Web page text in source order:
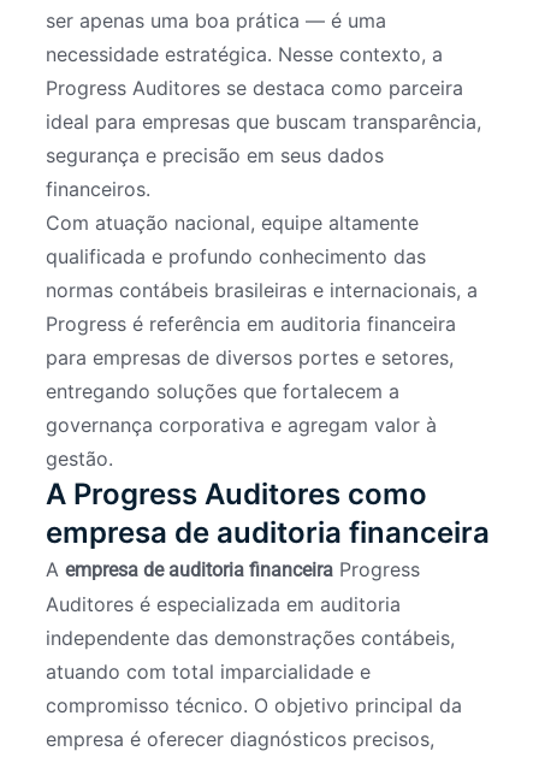
ser apenas uma boa prática — é uma
necessidade estratégica. Nesse contexto, a
Progress Auditores se destaca como parceira
ideal para empresas que buscam transparência,
segurança e precisão em seus dados
financeiros.
Com atuação nacional, equipe altamente
qualificada e profundo conhecimento das
normas contábeis brasileiras e internacionais, a
Progress é referência em auditoria financeira
para empresas de diversos portes e setores,
entregando soluções que fortalecem a
governança corporativa e agregam valor à
gestão.
A Progress Auditores como
empresa de auditoria financeira
Aempresa de auditoria financeira Progress
Auditores é especializada em auditoria
independente das demonstrações contábeis,
atuando com total imparcialidade e
compromisso técnico. O objetivo principal da
empresa é oferecer diagnósticos precisos,